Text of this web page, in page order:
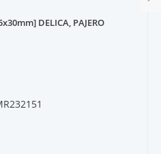
DELICA, PAJERO